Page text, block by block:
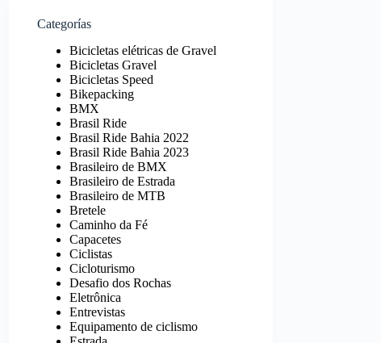
Categorías
Bicicletas elétricas de Gravel
Bicicletas Gravel
Bicicletas Speed
Bikepacking
BMX
Brasil Ride
Brasil Ride Bahia 2022
Brasil Ride Bahia 2023
Brasileiro de BMX
Brasileiro de Estrada
Brasileiro de MTB
Bretele
Caminho da Fé
Capacetes
Ciclistas
Cicloturismo
Desafio dos Rochas
Eletrônica
Entrevistas
Equipamento de ciclismo